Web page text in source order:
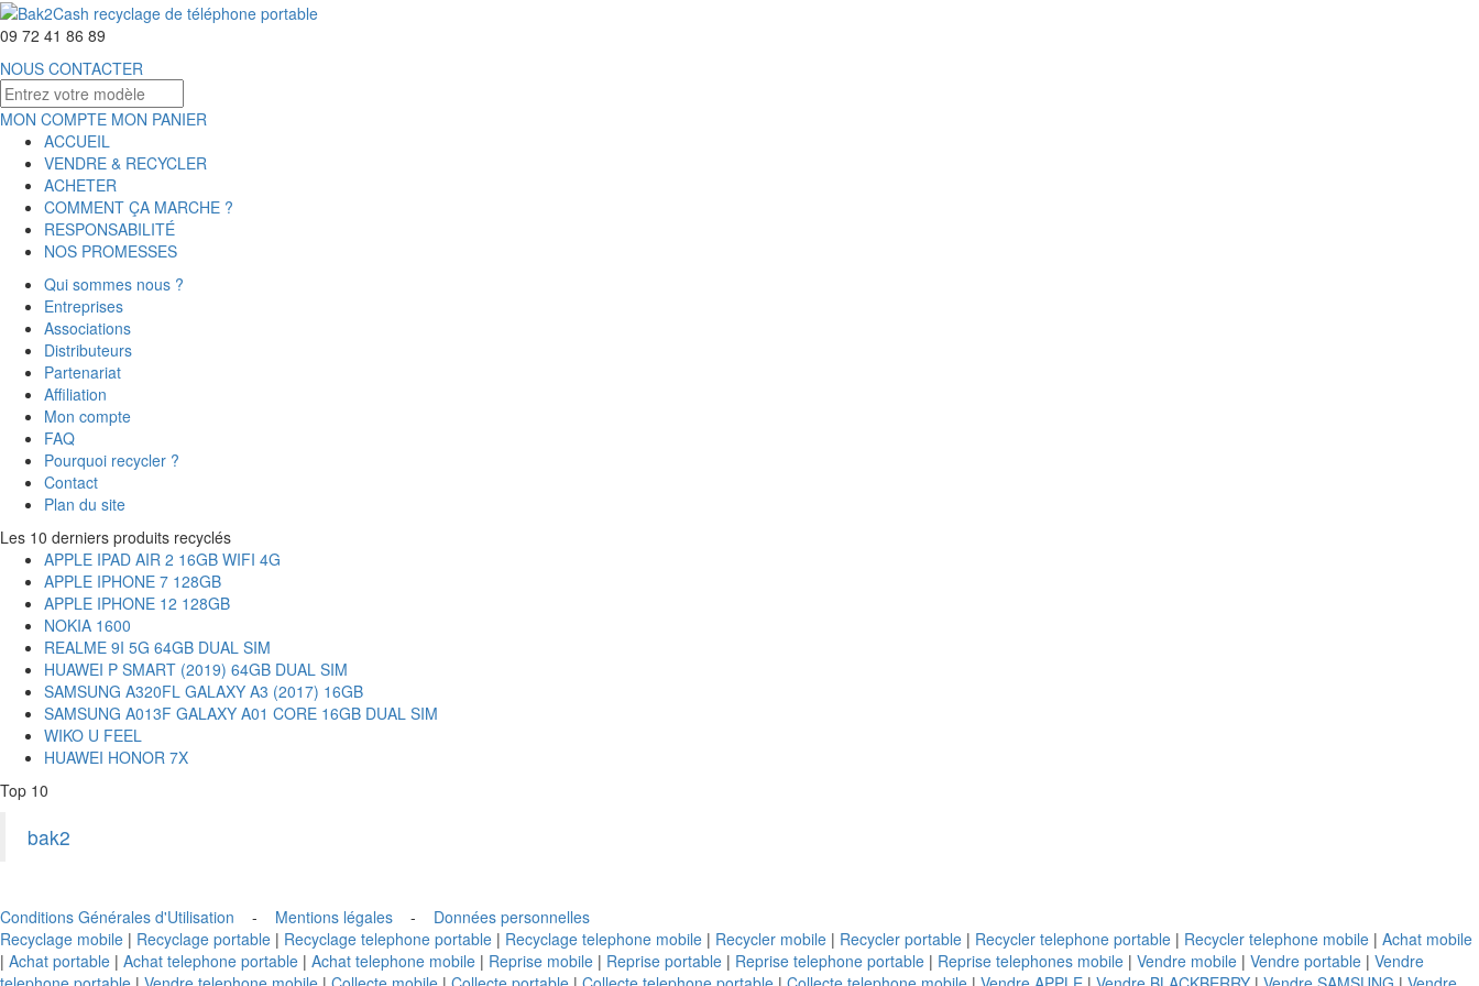
09 72 41 86 89
NOUS CONTACTER
MON COMPTE MON PANIER
ACCUEIL
VENDRE & RECYCLER
ACHETER
COMMENT ÇA MARCHE ?
RESPONSABILITÉ
NOS PROMESSES
Qui sommes nous ?
Entreprises
Associations
Distributeurs
Partenariat
Affiliation
Mon compte
FAQ
Pourquoi recycler ?
Contact
Plan du site
Les 10 derniers produits recyclés
APPLE IPAD AIR 2 16GB WIFI 4G
APPLE IPHONE 7 128GB
APPLE IPHONE 12 128GB
NOKIA 1600
REALME 9I 5G 64GB DUAL SIM
HUAWEI P SMART (2019) 64GB DUAL SIM
SAMSUNG A320FL GALAXY A3 (2017) 16GB
SAMSUNG A013F GALAXY A01 CORE 16GB DUAL SIM
WIKO U FEEL
HUAWEI HONOR 7X
Top 10
bak2
Conditions Générales d'Utilisation - Mentions légales - Données personnelles
Recyclage mobile | Recyclage portable | Recyclage telephone portable | Recyclage telephone mobile | Recycler mobile | Recycler portable | Recycler telephone portable | Recycler telephone mobile | Achat mobile
| Achat portable | Achat telephone portable | Achat telephone mobile | Reprise mobile | Reprise portable | Reprise telephone portable | Reprise telephones mobile | Vendre mobile | Vendre portable | Vendre